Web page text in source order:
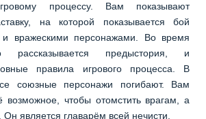
процессу. Вам показывают
на которой показывается бой
вражескими персонажами. Во время
рассказывается предыстория, и
правила игрового процесса. В
союзные персонажи погибают. Вам
возможное, чтобы отомстить врагам, а
является главарём всей нечисти.